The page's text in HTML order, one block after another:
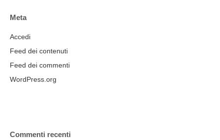
Meta
Accedi
Feed dei contenuti
Feed dei commenti
WordPress.org
Commenti recenti